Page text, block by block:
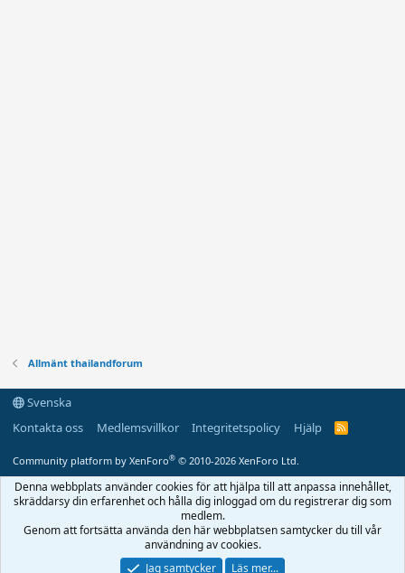
Allmänt thailandforum
Svenska
Kontakta oss
Medlemsvillkor Integritetspolicy Hjälp
R
Community platform by XenForo® © 2010-2026 XenForo Ltd.
Denna webbplats använder cookies för att hjälpa till att anpassa innehållet,
skräddarsy din erfarenhet och hålla dig inloggad om du registrerar dig som
medlem.
Genom att fortsätta använda den här webbplatsen samtycker du till vår
användning av cookies.
Jag samtycker
Läs mer...